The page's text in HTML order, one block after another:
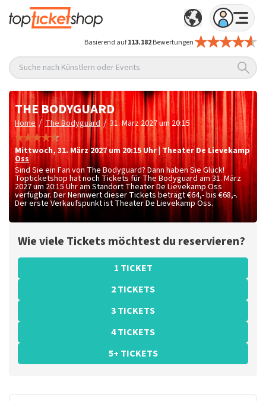
Basierend auf113.182Bewertungen
Suche nach Künstlern oder Events
THE BODYGUARD
Home / The Bodyguard / 31. März 2027 um 20:15
Mittwoch, 31. März 2027 um 20:15 Uhr |Theater De Lievekamp
Oss
Sind Sie ein Fan von The Bodyguard? Dann haben Sie Glück!
Topticketshop hat noch Tickets für The Bodyguard am 31. März
2027 um 20:15 Uhr am Standort Theater De Lievekamp Oss
verfügbar. Der Nennwert dieser Tickets beträgt€64,- bis €68,-.
Der erste Verkaufspunkt ist Theater De Lievekamp Oss.
Wie viele Tickets möchtest du reservieren?
1 TICKET
2 TICKETS
3 TICKETS
4 TICKETS
5+ TICKETS